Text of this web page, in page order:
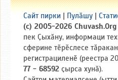
Сайт пирки | Пулӑшу |
(c) 2005-2026 Chuvash.Org
пек Ҫыхӑну, информаци
сферине тӗрӗслесе
регистрациленӗ (реестра
77 - 68592 ҫырса хунӑ).